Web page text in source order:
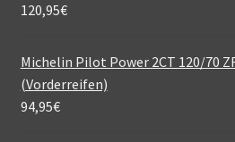
120,95€
Michelin Pilot Power 2CT 120/70
(Vorderreifen)
94,95€